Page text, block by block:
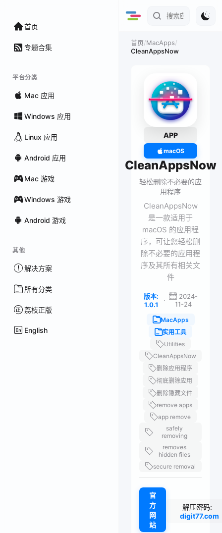
首页
专题合集
平台分类
Mac 应用
Windows 应用
Linux 应用
Android 应用
Mac 游戏
Windows 游戏
Android 游戏
其他
解决方案
所有分类
荔枝正版
English
首页/MacApps/
CleanAppsNow
APP
macOS
CleanAppsNow
轻松删除不必要的应
用程序
CleanAppsNow
是一款适用于
macOS 的应用程
序，可让您轻松删
除不必要的应用程
序及其所有相关文
件
版本:
1.0.1
·
2024-
11-24
MacApps
实用工具
Utilities
CleanAppsNow
删除应用程序
彻底删除应用
删除隐藏文件
remove apps
app remove
safely
removing
removes
hidden files
secure removal
官
方
网
站
解压密码:
digit77.com